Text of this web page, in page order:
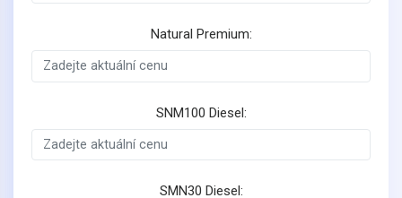
Natural Premium:
SNM100 Diesel:
SMN30 Diesel: